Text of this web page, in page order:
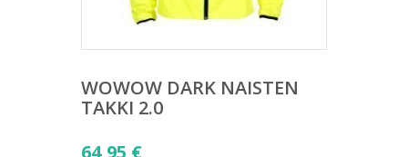
WOWOW DARK NAISTEN
TAKKI 2.0
64,95 €